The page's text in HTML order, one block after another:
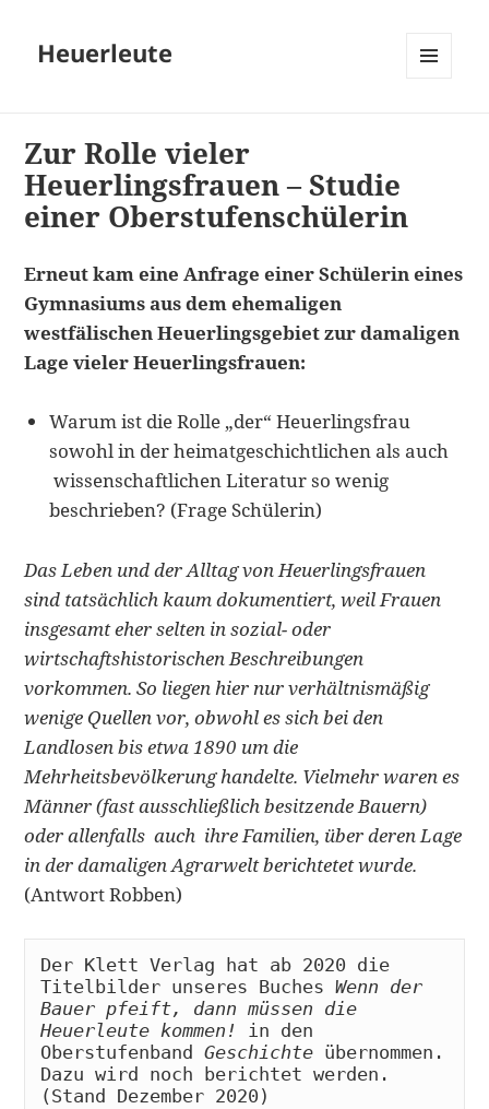
Heuerleute
Zur Rolle vieler
Heuerlingsfrauen – Studie
einer Oberstufenschülerin
Erneut kam eine Anfrage einer Schülerin eines
Gymnasiums aus dem ehemaligen
westfälischen Heuerlingsgebiet zur damaligen
Lage vieler Heuerlingsfrauen:
Warum ist die Rolle „der“ Heuerlingsfrau
sowohl in der heimatgeschichtlichen als auch
wissenschaftlichen Literatur so wenig
beschrieben? (Frage Schülerin)
Das Leben und der Alltag von Heuerlingsfrauen
sind tatsächlich kaum dokumentiert, weil Frauen
insgesamt eher selten in sozial- oder
wirtschaftshistorischen Beschreibungen
vorkommen. So liegen hier nur verhältnismäßig
wenige Quellen vor, obwohl es sich bei den
Landlosen bis etwa 1890 um die
Mehrheitsbevölkerung handelte. Vielmehr waren es
Männer (fast ausschließlich besitzende Bauern)
oder allenfalls auch ihre Familien, über deren Lage
in der damaligen Agrarwelt berichtetet wurde.
(Antwort Robben)
Der Klett Verlag hat ab 2020 die
Titelbilder unseres Buches Wenn der
Bauer pfeift, dann müssen die
Heuerleute kommen! in den
Oberstufenband Geschichte übernommen.
Dazu wird noch berichtet werden.
(Stand Dezember 2020)